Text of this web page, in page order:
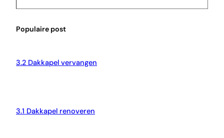
rPopulaire post
3.2 Dakkapel vervangen
3.1 Dakkapel renoveren